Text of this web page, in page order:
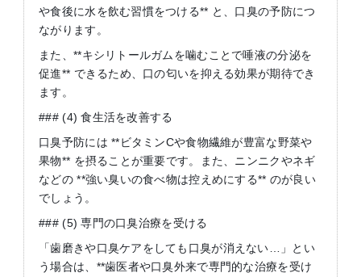
や食後に水を飲む習慣をつける** と、口臭の予防につ
ながります。
また、**キシリトールガムを噛むことで唾液の分泌を
促進** できるため、口の匂いを抑える効果が期待でき
ます。
### (4) 食生活を改善する
口臭予防には **ビタミンCや食物繊維が豊富な野菜や
果物** を摂ることが重要です。また、ニンニクやネギ
などの **強い臭いの食べ物は控えめにする** のが良い
でしょう。
### (5) 専門の口臭治療を受ける
「歯磨きや口臭ケアをしても口臭が消えない…」とい
う場合は、**歯医者や口臭外来で専門的な治療を受け